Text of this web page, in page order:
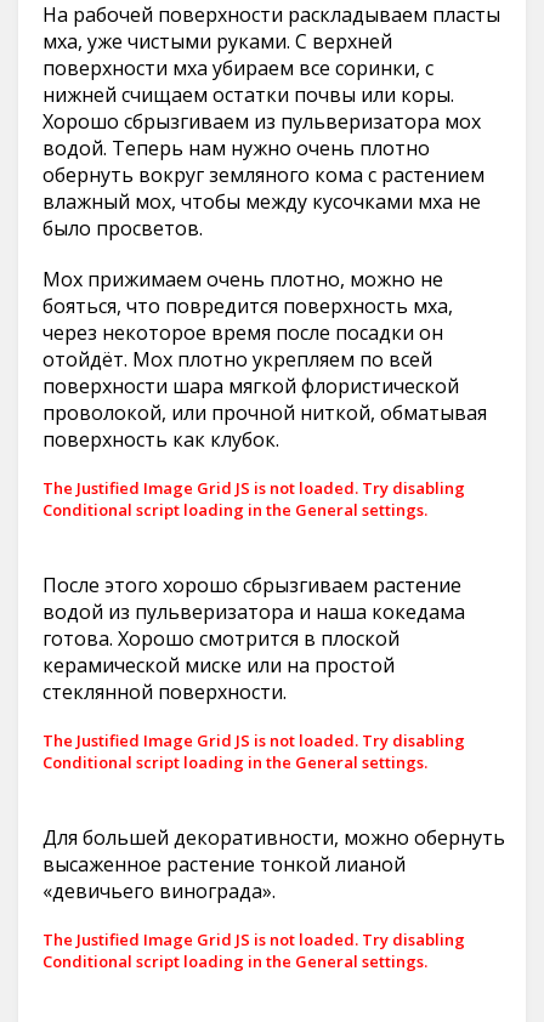
На рабочей поверхности раскладываем пласты
мха, уже чистыми руками. С верхней
поверхности мха убираем все соринки, с
нижней счищаем остатки почвы или коры.
Хорошо сбрызгиваем из пульверизатора мох
водой. Теперь нам нужно очень плотно
обернуть вокруг земляного кома с растением
влажный мох, чтобы между кусочками мха не
было просветов.
Мох прижимаем очень плотно, можно не
бояться, что повредится поверхность мха,
через некоторое время после посадки он
отойдёт. Мох плотно укрепляем по всей
поверхности шара мягкой флористической
проволокой, или прочной ниткой, обматывая
поверхность как клубок.
The Justified Image Grid JS is not loaded. Try disabling
Conditional script loading in the General settings.
После этого хорошо сбрызгиваем растение
водой из пульверизатора и наша кокедама
готова. Хорошо смотрится в плоской
керамической миске или на простой
стеклянной поверхности.
The Justified Image Grid JS is not loaded. Try disabling
Conditional script loading in the General settings.
Для большей декоративности, можно обернуть
высаженное растение тонкой лианой
«девичьего винограда».
The Justified Image Grid JS is not loaded. Try disabling
Conditional script loading in the General settings.